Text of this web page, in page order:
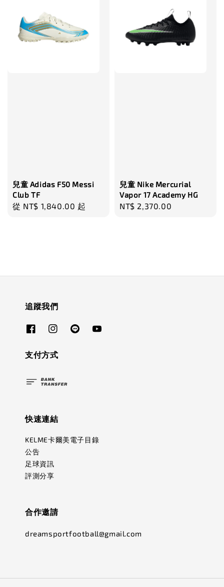
兒童 Adidas F50 Messi
Club TF
Regular
從 NT$ 1,840.00 起
兒童 Nike Mercurial
Vapor 17 Academy HG
Regular
NT$ 2,370.00
追蹤我們
支付方式
快速連結
KELME卡爾美電子目錄
公告
足球資訊
評測分享
合作邀請
dreamsportfootball@gmail.com